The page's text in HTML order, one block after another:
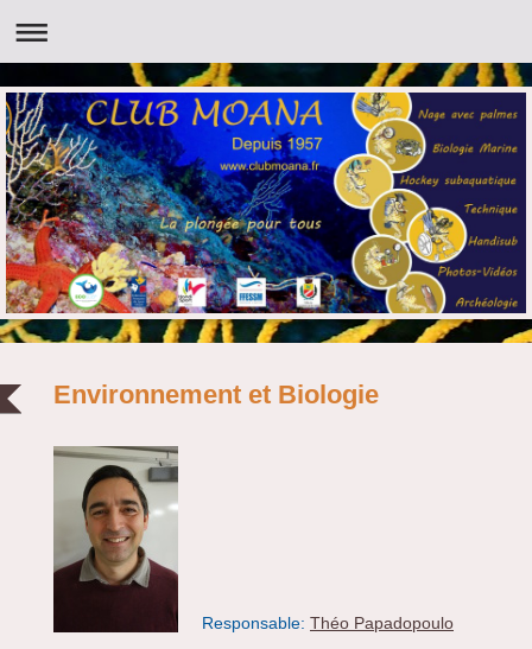
Environnement et Biologie
Responsable: Théo Papadopoulo